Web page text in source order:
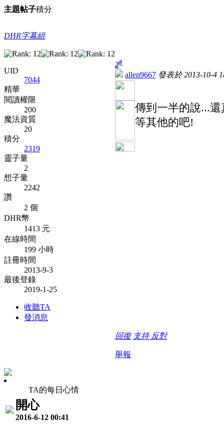
主題帖子積分
DHR字幕組
UID
7044
精華
閱讀權限
200
魔法資質
20
積分
2319
靈子量
2
想子量
2242
讚
2 個
DHR幣
1413 元
在線時間
199 小時
註冊時間
2013-9-3
最後登錄
2019-1-25
收聽TA
發消息
2#
allen9667 發表於 2013-10-4
傳到一半的說...還
等其他的吧!
回復 支持 反對
舉報
TA的每日心情
開心
2016-6-12 00:41